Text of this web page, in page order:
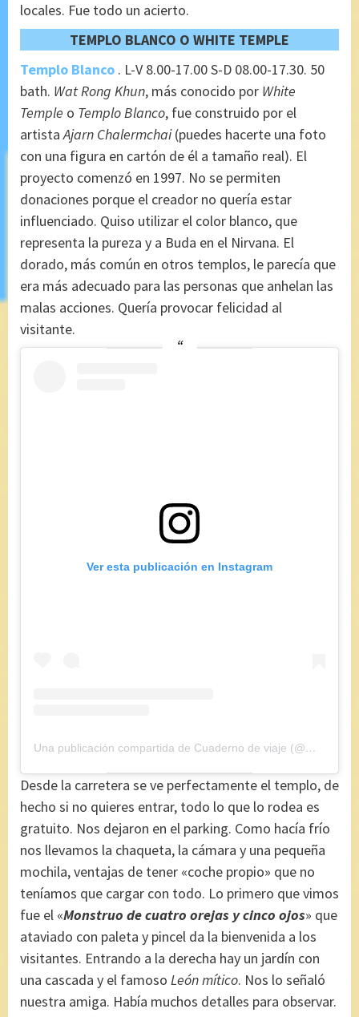
locales. Fue todo un acierto.
TEMPLO BLANCO O WHITE TEMPLE
Templo Blanco . L-V 8.00-17.00 S-D 08.00-17.30. 50
bath. Wat Rong Khun, más conocido por White
Temple o Templo Blanco, fue construido por el
artistaAjarn Chalermchai(puedes hacerte una foto
con una figura en cartón de él a tamaño real). El
proyecto comenzó en 1997. No se permiten
donaciones porque el creador no quería estar
influenciado. Quiso utilizar el color blanco, que
representa la pureza y a Buda en el Nirvana. El
dorado, más común en otros templos, le parecía que
era más adecuado para las personas que anhelan las
malas acciones. Quería provocar felicidad al
visitante.
Ver esta publicación en Instagram
Una publicación compartida de Cuaderno de viaje (@maryajosess)
Desde la carretera se ve perfectamente el templo, de
hecho si no quieres entrar, todo lo que lo rodea es
gratuito. Nos dejaron en el parking. Como hacía frío
nos llevamos la chaqueta, la cámara y una pequeña
mochila, ventajas de tener «coche propio» que no
teníamos que cargar con todo. Lo primero que vimos
fue el «Monstruo de cuatro orejas y cinco ojos» que
ataviado con paleta y pincel da la bienvenida a los
visitantes. Entrando a la derecha hay un jardín con
una cascada y el famoso León mítico. Nos lo señaló
nuestra amiga. Había muchos detalles para observar.